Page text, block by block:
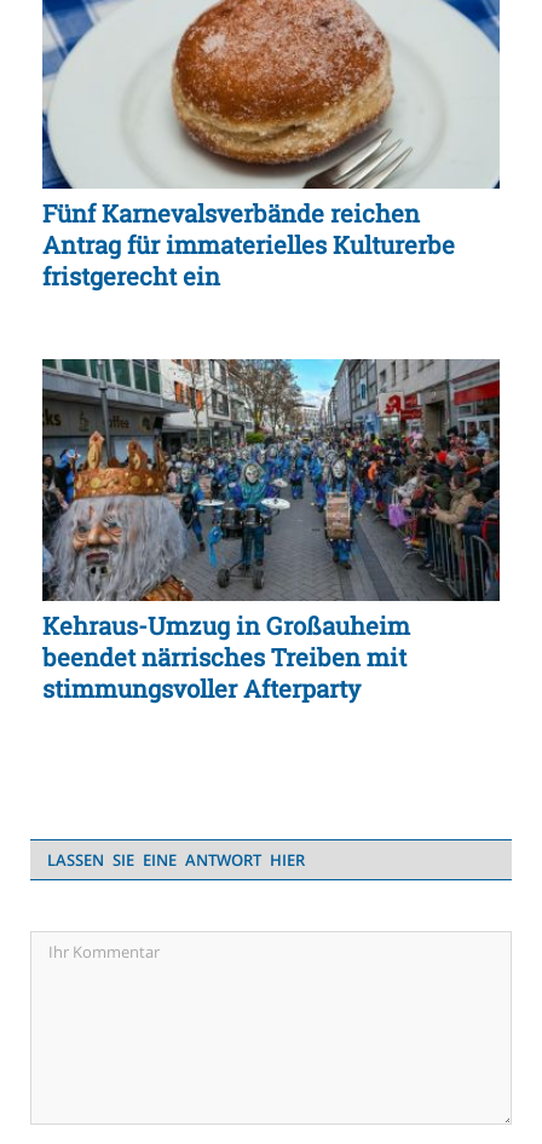
Fünf Karnevalsverbände reichen
Antrag für immaterielles Kulturerbe
fristgerecht ein
Kehraus-Umzug in Großauheim
beendet närrisches Treiben mit
stimmungsvoller Afterparty
LASSEN SIE EINE ANTWORT HIER